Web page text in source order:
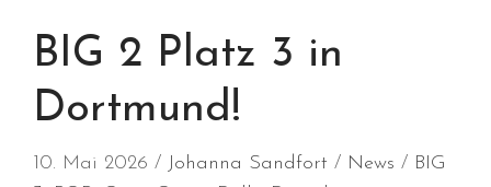
Februar 2026
BIG 2 Platz 3 in
Dortmund!
10. Mai 2026 Johanna Sandfort News
BIG